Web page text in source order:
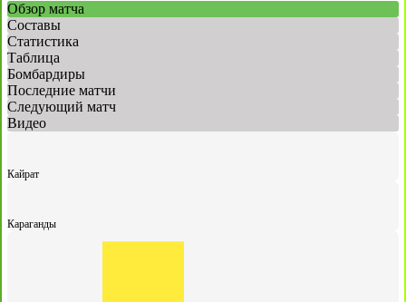
Обзор матча
Составы
Статистика
Таблица
Бомбардиры
Последние матчи
Следующий матч
Видео
Кайрат
Караганды